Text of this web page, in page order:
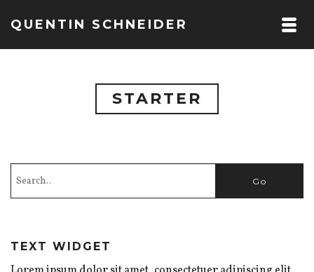
QUENTIN SCHNEIDER
STARTER
TEXT WIDGET